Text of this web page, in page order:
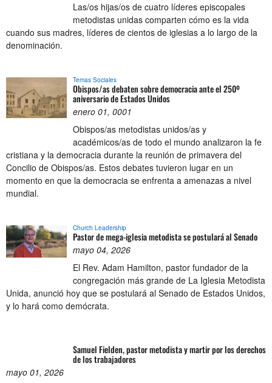
Las/os hijas/os de cuatro líderes episcopales
metodistas unidas comparten cómo es la vida
cuando sus madres, líderes de cientos de iglesias a lo largo de la
denominación.
Temas Sociales
Obispos/as debaten sobre democracia ante el 250º
aniversario de Estados Unidos
enero 01, 0001
Obispos/as metodistas unidos/as y
académicos/as de todo el mundo analizaron la fe
cristiana y la democracia durante la reunión de primavera del
Concilio de Obispos/as. Estos debates tuvieron lugar en un
momento en que la democracia se enfrenta a amenazas a nivel
mundial.
Church Leadership
Pastor de mega-iglesia metodista se postulará al Senado
mayo 04, 2026
El Rev. Adam Hamilton, pastor fundador de la
congregación más grande de La Iglesia Metodista
Unida, anunció hoy que se postulará al Senado de Estados Unidos,
y lo hará como demócrata.
Samuel Fielden, pastor metodista y martir por los derechos
de los trabajadores
mayo 01, 2026